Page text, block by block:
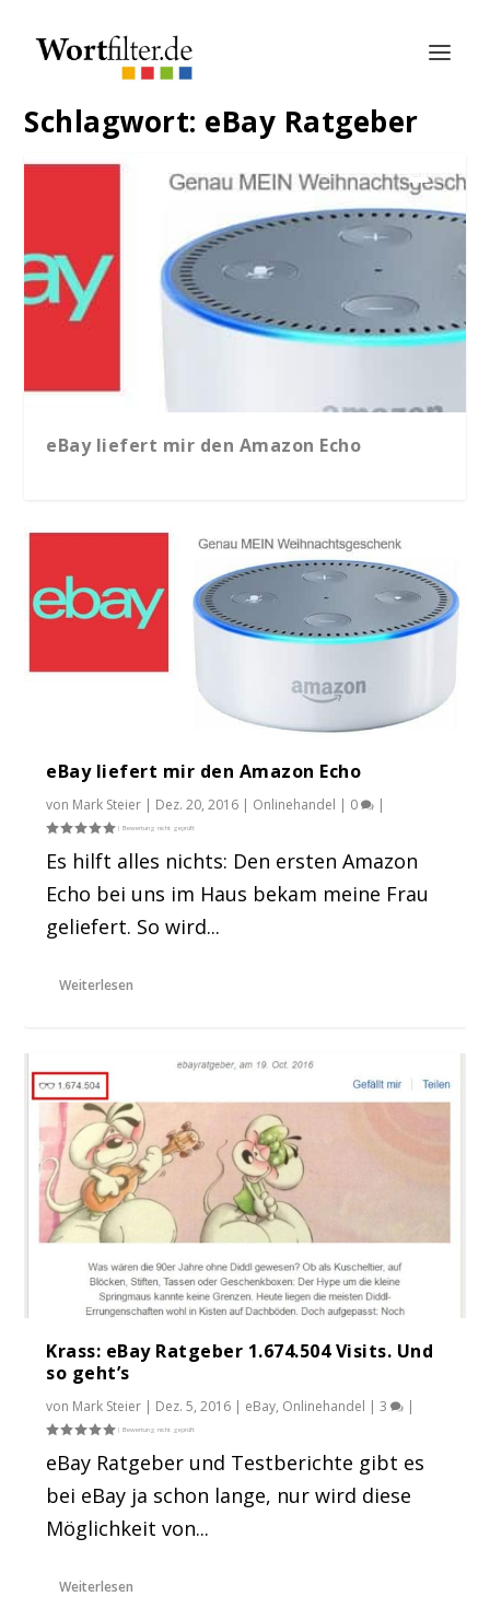
Schlagwort: eBay Ratgeber
eBay liefert mir den Amazon Echo
so geht...
eBay liefert mir den Amazon Echo
von Mark Steier | Dez. 20, 2016 | Onlinehandel | 0 |
Es hilft alles nichts: Den ersten Amazon
Echo bei uns im Haus bekam meine Frau
geliefert. So wird...
Weiterlesen
Krass: eBay Ratgeber 1.674.504 Visits. Und
so geht’s
von Mark Steier | Dez. 5, 2016 | eBay, Onlinehandel |3 |
eBay Ratgeber und Testberichte gibt es
bei eBay ja schon lange, nur wird diese
Möglichkeit von...
Weiterlesen